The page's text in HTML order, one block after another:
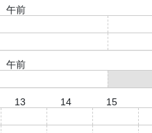
午前
午前
13 14 15